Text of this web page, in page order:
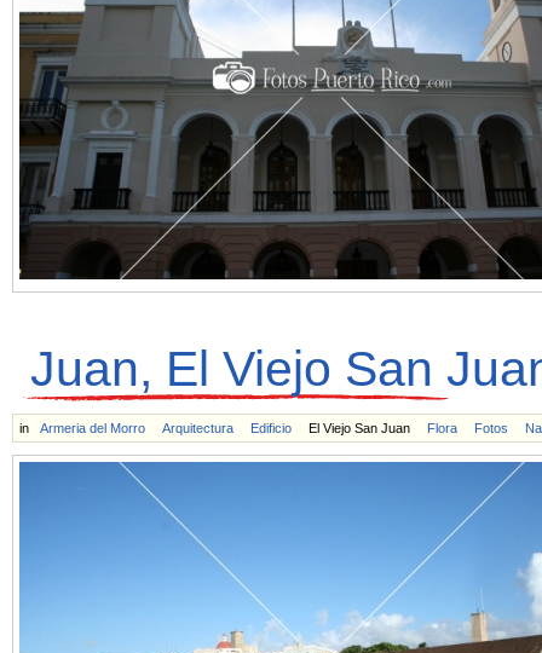
Juan, El Viejo San
in Armeria del Morro Arquitectura Edificio El Viejo San Juan Flora Fotos